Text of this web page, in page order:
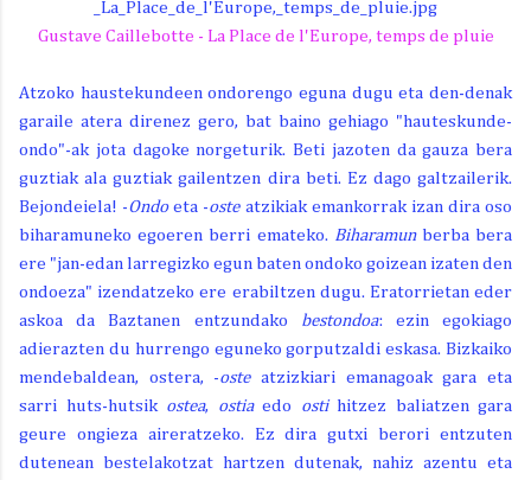
Gustave Caillebotte - La Place de l'Europe, temps de pluie
Atzoko haustekundeen ondorengo eguna dugu eta den-denak
garaile atera direnez gero, bat baino gehiago "hauteskunde-
ondo"-ak jota dagoke norgeturik. Beti jazoten da gauza bera
guztiak ala guztiak gailentzen dira beti. Ez dago galtzailerik.
Bejondeiela! -Ondoeta -osteatzikiak emankorrak izan dira oso
biharamuneko egoeren berri emateko. Biharamunberba bera
ere "jan-edan larregizko egun baten ondoko goizean izaten den
ondoeza" izendatzeko ere erabiltzen dugu. Eratorrietan eder
askoa da Baztanen entzundako bestondoa: ezin egokiago
adierazten du hurrengo eguneko gorputzaldi eskasa. Bizkaiko
mendebaldean, ostera, -osteatzizkiari emanagoak gara eta
sarri huts-hutsik ostea, ostiaedo osti hitzez baliatzen gara
geure ongieza aireratzeko. Ez dira gutxi berori entzuten
dutenean bestelakotzat hartzen dutenak, nahiz azentu eta